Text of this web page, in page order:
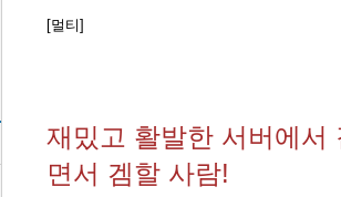
[멀티]
재밌고 활발한 서버에서
면서 겜할 사람!